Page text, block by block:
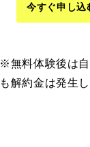
今すぐ申し込
※無料体験後は
も解約金は発生し